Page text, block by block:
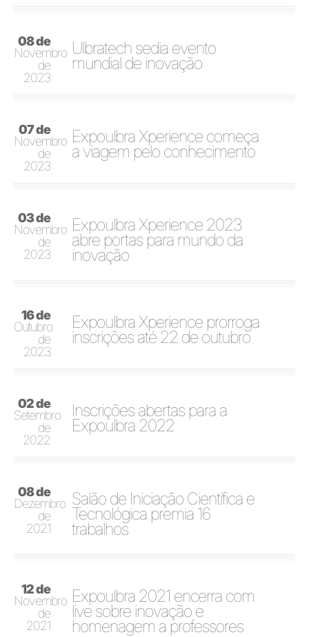
08 de
Novembro
de
2023
Ulbratech sedia evento
mundial de inovação
07 de
Novembro
de
2023
Expoulbra Xperience começa
a viagem pelo conhecimento
03 de
Novembro
de
2023
Expoulbra Xperience 2023
abre portas para mundo da
inovação
16 de
Outubro
de
2023
Expoulbra Xperience prorroga
inscrições até 22 de outubro
02 de
Setembro
de
2022
Inscrições abertas para a
Expoulbra 2022
08 de
Dezembro
de
2021
Salão de Iniciação Científica e
Tecnológica premia 16
trabalhos
12 de
Novembro
de
2021
Expoulbra 2021 encerra com
live sobre inovação e
homenagem a professores